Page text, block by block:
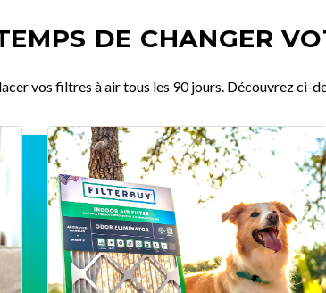
DE CHANGER
vos filtres à air tous les 90 jours. Découvrez ci-